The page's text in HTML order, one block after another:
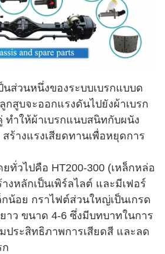
นส่วนหนึ่งของระบบเบรกแบบด
กสูบจะออกแรงดันไปยังผ้าเบรก
ทำให้ผ้าเบรกแนบสนิทกับผนัง
ร้างแรงเสียดทานเพื่อหยุดการ
ทั่วไปคือ HT200-300 (เหล็กหล่อ
งหลักเป็นเพิร์ลไลต์ และมีเฟอร์
น้อย กราไฟต์ส่วนใหญ่เป็นเกรด
ว ขนาด 4-6 ซึ่งมีบทบาทในการ
ประสิทธิภาพการเสียดสี และลด
ก